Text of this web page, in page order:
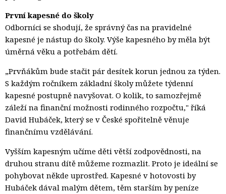
První kapesné do školy
Odborníci se shodují, že správný čas na pravidelné
kapesné je nástup do školy. Výše kapesného by měla být
úměrná věku a potřebám dětí.
„Prvňákům bude stačit pár desítek korun jednou za týden.
S každým ročníkem základní školy můžete týdenní
kapesné postupně navyšovat. O kolik, to samozřejmě
záleží na finanční možnosti rodinného rozpočtu," říká
David Hubáček, který se v České spořitelně věnuje
finančnímu vzdělávání.
Vyšším kapesným učíme děti větší zodpovědnosti, na
druhou stranu dítě můžeme rozmazlit. Proto je ideální se
pohybovat někde uprostřed. Kapesné v hotovosti by
Hubáček dával malým dětem, těm starším by peníze